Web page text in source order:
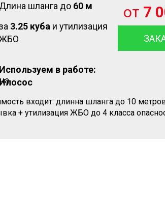
Длина шланга до 60 м
3.25 куба и утилизация
от 7
Используем в работе:
Илосос
входит: длинна шланга до 10
+ утилизация ЖБО до 4 класса